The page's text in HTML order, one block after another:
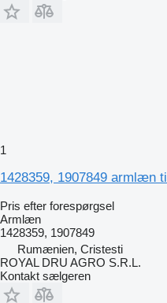
1
1428359, 1907849 armlæn
Pris efter forespørgsel
Armlæn
1428359, 1907849
Rumænien, Cristesti
ROYAL DRU AGRO S.R.L.
Kontakt sælgeren